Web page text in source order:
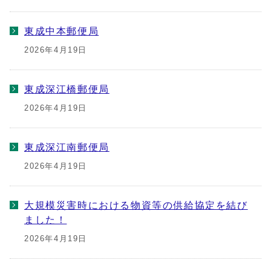
東成中本郵便局
2026年4月19日
東成深江橋郵便局
2026年4月19日
東成深江南郵便局
2026年4月19日
大規模災害時における物資等の供給協定を結び
ました！
2026年4月19日